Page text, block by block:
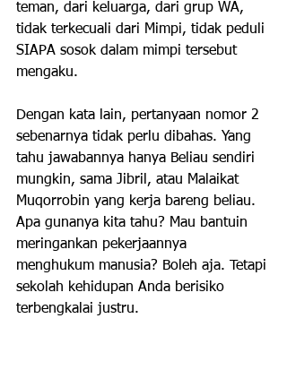
teman, dari keluarga, dari grup WA,
tidak terkecuali dari Mimpi, tidak peduli
SIAPA sosok dalam mimpi tersebut
mengaku.
Dengan kata lain, pertanyaan nomor 2
sebenarnya tidak perlu dibahas. Yang
tahu jawabannya hanya Beliau sendiri
mungkin, sama Jibril, atau Malaikat
Muqorrobin yang kerja bareng beliau.
Apa gunanya kita tahu? Mau bantuin
meringankan pekerjaannya
menghukum manusia? Boleh aja. Tetapi
sekolah kehidupan Anda berisiko
terbengkalai justru.